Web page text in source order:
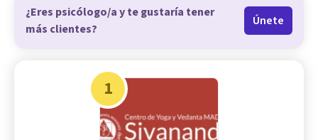
¿Eres psicólogo/a y te gustaría tener
más clientes?
Únete
1